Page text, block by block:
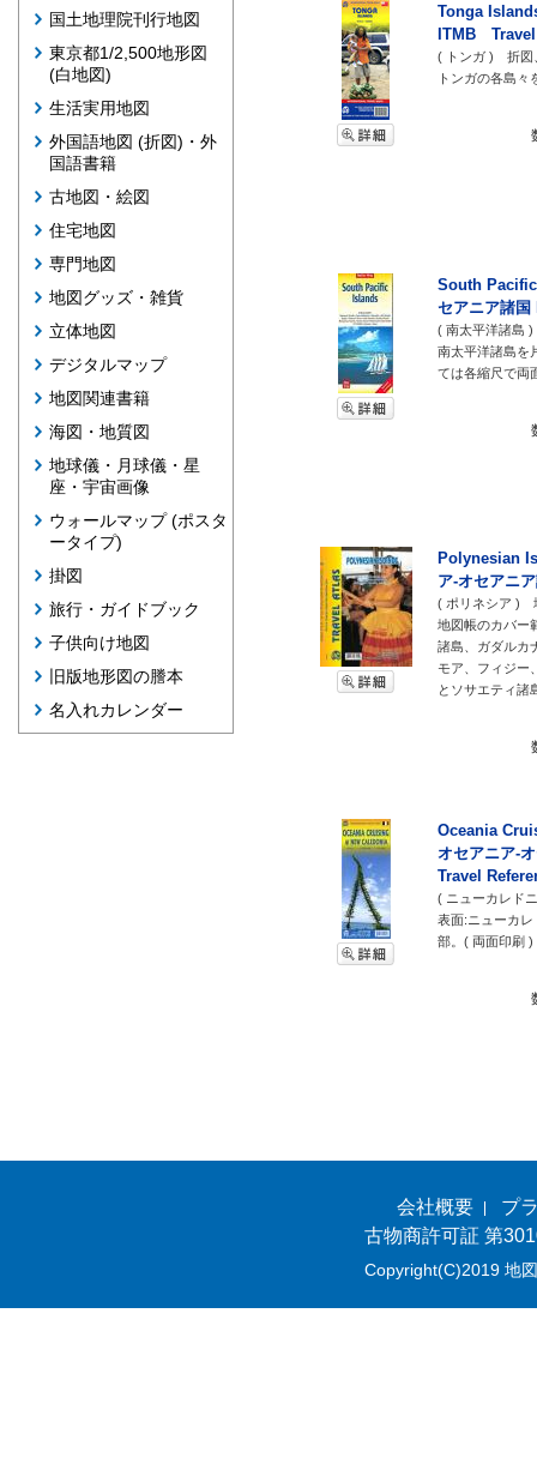
国土地理院刊行地図
東京都1/2,500地形図
(白地図)
生活実用地図
外国語地図 (折図)・外
国語書籍
古地図・絵図
住宅地図
専門地図
地図グッズ・雑貨
立体地図
デジタルマップ
地図関連書籍
海図・地質図
地球儀・月球儀・星
座・宇宙画像
ウォールマップ (ポスタ
ータイプ)
掛図
旅行・ガイドブック
子供向け地図
旧版地形図の謄本
名入れカレンダー
Tonga
ITMB Travel
( トンガ ) 折図
トンガの各島々
South
セアニア諸
( 南太平洋諸島
南太平洋諸島を
ては各縮尺で両
Polynesian
ア-オセアニ
( ポリネシア )
地図帳のカバー
諸島、ガダルカ
モア、フィジー
とソサエティ諸
Oceania
オセアニア-
Travel
( ニューカレド
表面:ニューカ
部。( 両面印刷 )
会社概要
プ
古物商許可証 第
Copyright(C)2019 地